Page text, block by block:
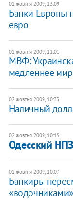
02 жовтня 2009, 13:09
Банки Европы
евро
02 жовтня 2009, 11:01
МВФ:
медленнее
02 жовтня 2009, 10:33
Наличный
02 жовтня 2009, 10:15
Одесский
02 жовтня 2009, 10:07
Банкиры
«водочниками»